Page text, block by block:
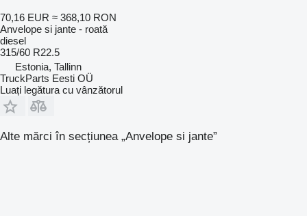
70,16 EUR ≈ 368,10 RON
Anvelope si jante - roată
diesel
315/60 R22.5
Estonia, Tallinn
TruckParts Eesti OÜ
Luați legătura cu vânzătorul
Alte mărci în secțiunea „Anvelope si jante”